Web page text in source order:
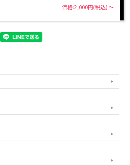
価格:2,000円(税込)～